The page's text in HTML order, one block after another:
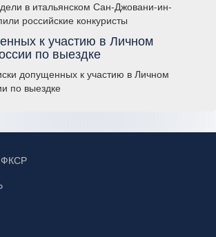
в итальянском Сан-Джовани-ин-
российские конкуристы
к участию в Личном
по выездке
допущенных к участию в Личном
по выездке
ФКСР